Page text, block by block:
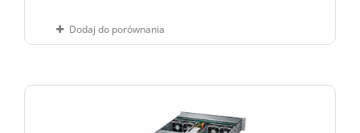
Dodaj do porównania